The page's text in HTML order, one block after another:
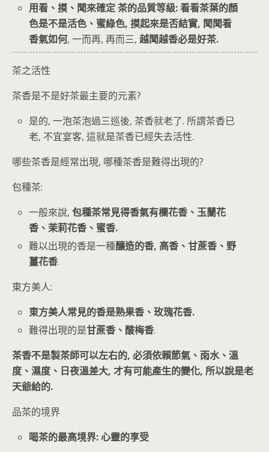
用看、摸、聞來確定 茶的品質等級: 看看茶葉的顏
色是不是活色、蜜綠色, 摸起來是否結實, 聞聞看
香氣如何, 一而再, 再而三,越聞越香必是好茶.
茶之活性
茶香是不是好茶最主要的元素?
是的, 一泡茶泡過三巡後, 茶香就老了. 所謂茶香已
老, 不宜宴客, 這就是茶香已經失去活性.
哪些茶香是經常出現, 哪種茶香是難得出現的?
包種茶:
一般來說,包種茶常見得香氣有欄花香、玉蘭花
香、茉莉花香、蜜香.
難以出現的香是一種釀造的香, 高香、甘蔗香、野
薑花香.
東方美人:
東方美人常見的香是熟果香、玫瑰花香.
難得出現的是甘蔗香、酸梅香.
茶香不是製茶師可以左右的, 必須依賴節氣、雨水、溫
度、濕度、日夜溫差大, 才有可能產生的變化, 所以說是老
天爺給的.
品茶的境界
喝茶的最高境界: 心靈的享受